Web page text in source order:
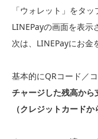
「ウォレット」をタッ
LINEPayの画面を表示
次は、LINEPayにお金
基本的にQRコード／
チャージした残高から
（クレジットカード